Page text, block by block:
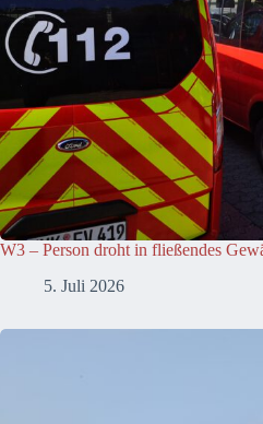
W3 – Person droht in fließendes
5. Juli 2026